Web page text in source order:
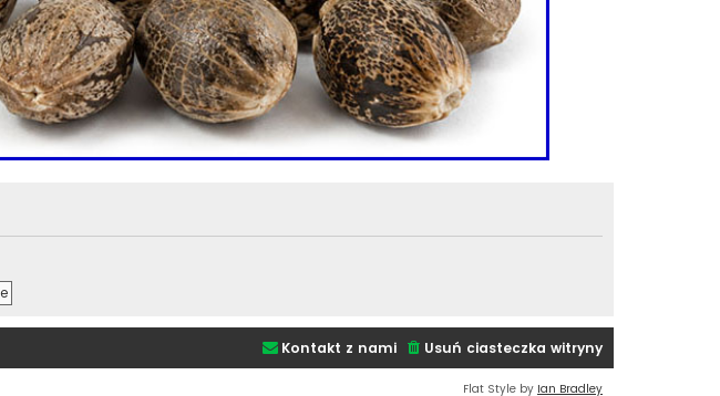
Usuń ciasteczka witryny
Kontakt z nami
Flat Style by Ian Bradley